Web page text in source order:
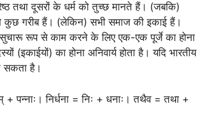
तथा दूसरों के धर्म को तुच्छ मानते हैं। (जबकि)
कुछ गरीब हैं। (लेकिन) सभी समाज की इकाई हैं।
सुचारू रूप से काम करने के लिए एक-एक पूर्जे का होना
का होना अनिवार्य होता है। यदि भारतीय
सकता है।
पन्नाः। निर्धना = निः + धनाः। तथैव = तथा +